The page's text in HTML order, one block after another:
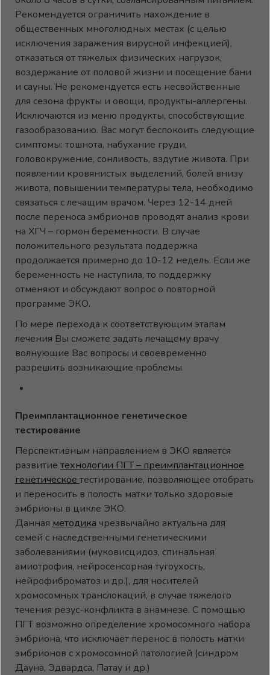
Рекомендуется ограничить нахождение в
общественных многолюдных местах (с целью
исключения заражения вирусной инфекцией),
отказаться от тяжелых физических нагрузок,
воздержание от половой жизни и посещение бани
и сауны. Не рекомендуется есть несвойственные
для сезона фрукты и овощи, продукты-аллергены.
Исключаются из меню продукты, способствующие
газообразованию. Вас могут беспокоить следующие
симптомы: тошнота, набухание груди,
головокружение, сонливость, вздутие живота. При
появлении кровянистых выделений, болей внизу
живота, повышении температуры тела, необходимо
связаться с лечащим врачом. Через 12-14 дней
после переноса эмбрионов проводят анализ крови
на ХГЧ – гормон беременности. В случае
положительного результата поддержка
продолжается примерно до 10-12 недель. Если же
беременность не наступила, то поддержку
отменяют и обсуждают вопрос о повторной
программе ЭКО.
По мере перехода к соответствующим этапам
лечения Вы сможете задать лечащему врачу
волнующие Вас вопросы и своевременно
разрешить возникающие проблемы.
Преимплантационное генетическое
тестирование
Перспективным направлением в ЭКО является
развитие технологии ПГТ – преимплантационное
генетическое тестирование, позволяющее отобрать
и переносить в полость матки только здоровые
эмбрионы в цикле ЭКО.
Данная методика чрезвычайно актуальна для
семей с наследственными генетическими
заболеваниями (муковисцидоз, спинальная
амиотрофия, нейросенсорная тугоухость,
нейрофиброматоз и др.), для носителей
хромосомных транслокаций, в случае тяжелого
течения резус-конфликта в анамнезе. С помощью
ПГТ возможно определение хромосомного набора
эмбриона, что исключает перенос в полость матки
эмбрионов с хромосомной патологией (синдром
Дауна, Эдвардса, Патау и др.)